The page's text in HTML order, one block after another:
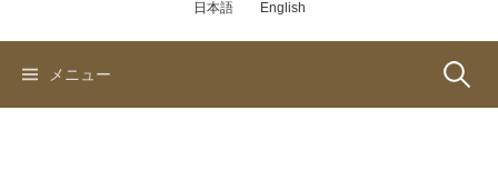
日本語 English
メニュー 検